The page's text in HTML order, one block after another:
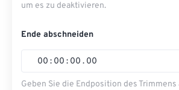
um es zu deaktivieren.
Ende abschneiden
00 : 00 : 00 . 00
Geben Sie die Endposition des Trimmens